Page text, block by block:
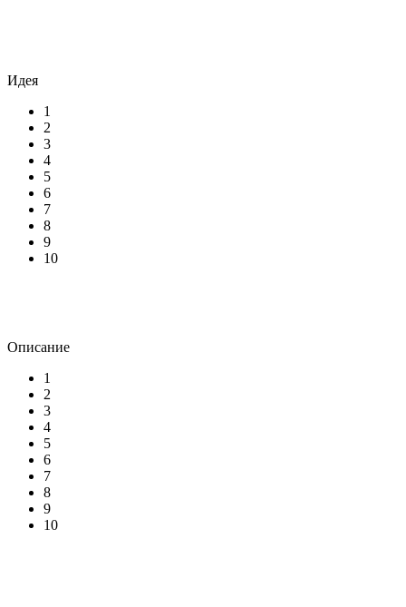
Идея
1
2
3
4
5
6
7
8
9
10
Описание
1
2
3
4
5
6
7
8
9
10